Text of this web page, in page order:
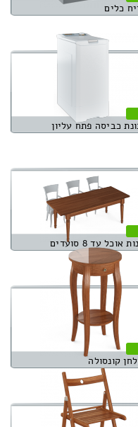
כלים
כביסה פתח עליון
אוכל עד 8 סועדים
קונסולה